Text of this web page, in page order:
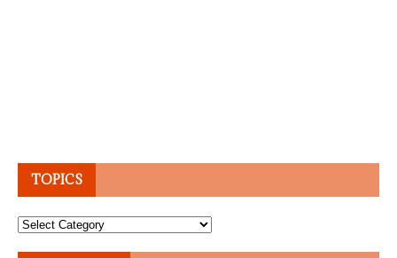
TOPICS
Topics